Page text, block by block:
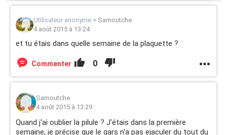
Utilisateur anonyme > Samoutche
4 août 2015 à 13:24
et tu étais dans quelle semaine de la plaquette ?
Commenter 0
Samoutche
4 août 2015 à 13:29
Quand j'ai oublier la pilule ? J'étais dans la première
semaine, je précise que le gars n'a pas ejaculer du tout du